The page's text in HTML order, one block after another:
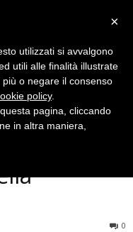
manager
0
×
utilizzati si avvalgono
utili alle finalità illustrate
o negare il consenso
policy.
pagina, cliccando
in altra maniera,